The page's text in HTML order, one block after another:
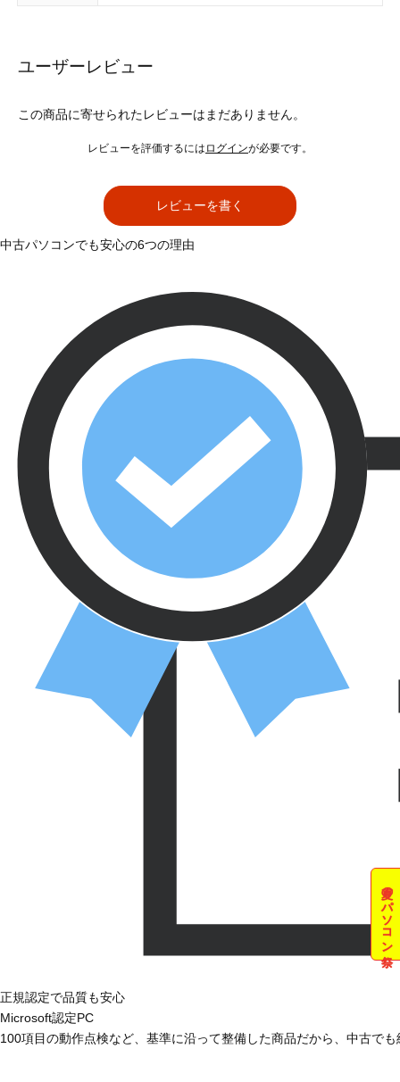
ユーザーレビュー
この商品に寄せられたレビューはまだありません。
レビューを評価するには ログインが必要です。
レビューを書く
夏のパソコン祭
中古パソコンでも安心の6つの理由
正規認定で品質も安心
Microsoft認定PC
100項目の動作点検など、基準に沿って整備した商品だから、中古で